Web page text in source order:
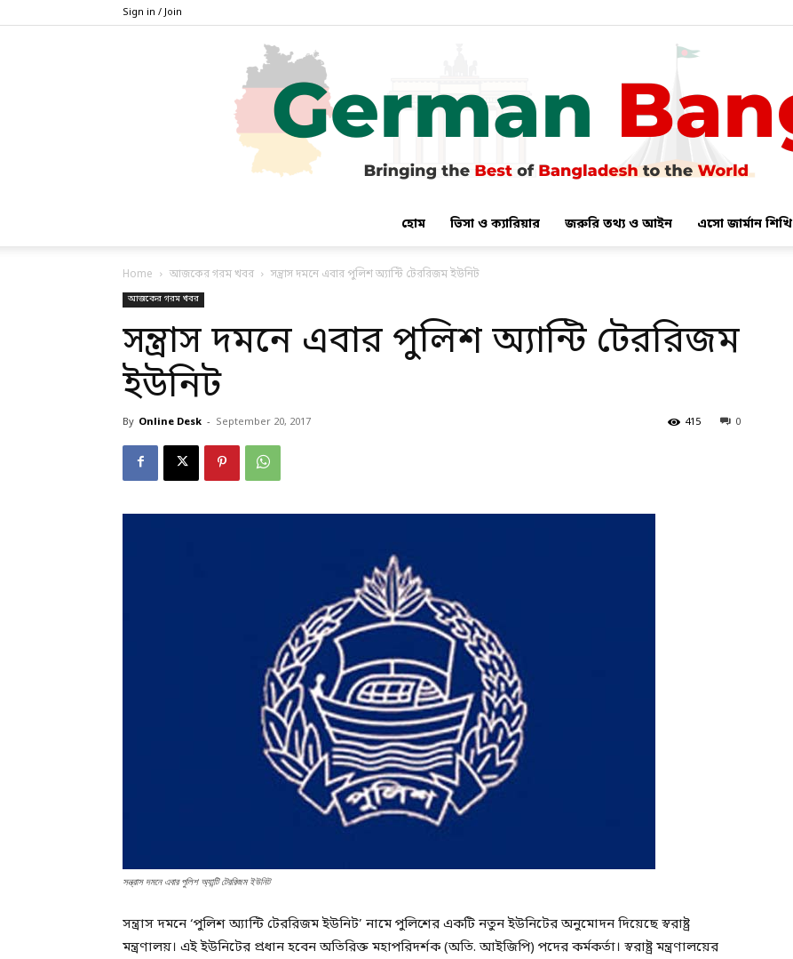
Sign in / Join
হোম ভিসা ও ক্যারিয়ার জরুরি তথ্য ও আইন এসো জার্মান শিখি
Home আজকের গরম খবর সন্ত্রাস দমনে এবার পুলিশ অ্যান্টি টেররিজম ইউনিট
আজকের গরম খবর
সন্ত্রাস দমনে এবার পুলিশ অ্যান্টি টেররিজম
ইউনিট
By Online Desk - September 20, 2017 0
415
সন্ত্রাস দমনে এবার পুলিশ অ্যান্টি টেররিজম ইউনিট
সন্ত্রাস দমনে ‘পুলিশ অ্যান্টি টেররিজম ইউনিট’ নামে পুলিশের একটি নতুন ইউনিটের অনুমোদন দিয়েছে স্বরাষ্ট্র
মন্ত্রণালয়। এই ইউনিটের প্রধান হবেন অতিরিক্ত মহাপরিদর্শক (অতি. আইজিপি) পদের কর্মকর্তা। স্বরাষ্ট্র মন্ত্রণালয়ের